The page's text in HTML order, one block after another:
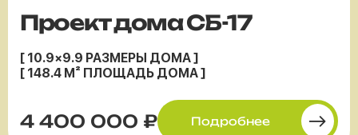
Проект дома СБ-17
[ 10.9×9.9 РАЗМЕРЫ ДОМА ]
[ 148.4 М² ПЛОЩАДЬ ДОМА ]
4 400 000 ₽ Подробнее